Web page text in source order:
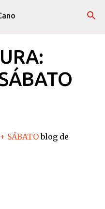
principal
SÁBATOblog de